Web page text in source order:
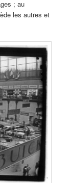
; au
les autres et